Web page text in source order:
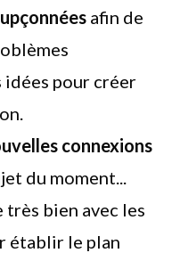
afin de
idées pour créer
connexions
du moment...
bien avec les
établir le plan